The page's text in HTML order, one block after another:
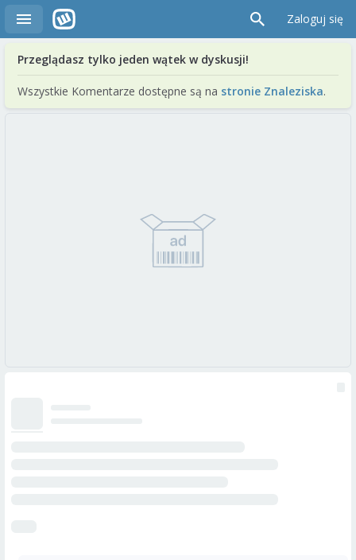
Zaloguj się
Przeglądasz tylko jeden wątek w dyskusji!
Wszystkie Komentarze dostępne są na stronie Znaleziska.